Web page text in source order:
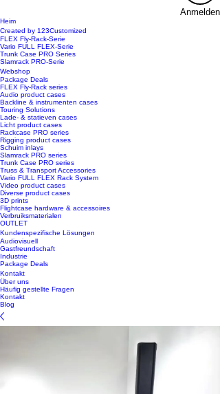
Anmelden
Heim
Created by 123Customized
FLEX Fly-Rack-Serie
Vario FULL FLEX-Serie
Trunk Case PRO Series
Slamrack PRO-Serie
Webshop
Package Deals
FLEX Fly-Rack series
Audio product cases
Backline & instrumenten cases
Touring Solutions
Lade- & statieven cases
Licht product cases
Rackcase PRO series
Rigging product cases
Schuim inlays
Slamrack PRO series
Trunk Case PRO series
Truss & Transport Accessories
Vario FULL FLEX Rack System
Video product cases
Diverse product cases
3D prints
Flightcase hardware & accessoires
Verbruiksmaterialen
OUTLET
Kundenspezifische Lösungen
Audiovisuell
Gastfreundschaft
Industrie
Package Deals
Kontakt
Über uns
Häufig gestellte Fragen
Kontakt
Blog